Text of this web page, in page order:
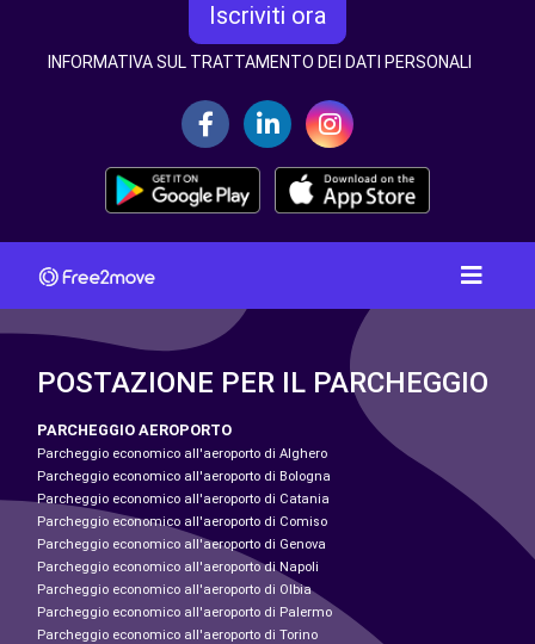
Iscriviti ora
INFORMATIVA SUL TRATTAMENTO DEI DATI PERSONALI
POSTAZIONE PER IL PARCHEGGIO
PARCHEGGIO AEROPORTO
Parcheggio economico all'aeroporto di Alghero
Parcheggio economico all'aeroporto di Bologna
Parcheggio economico all'aeroporto di Catania
Parcheggio economico all'aeroporto di Comiso
Parcheggio economico all'aeroporto di Genova
Parcheggio economico all'aeroporto di Napoli
Parcheggio economico all'aeroporto di Olbia
Parcheggio economico all'aeroporto di Palermo
Parcheggio economico all'aeroporto di Torino